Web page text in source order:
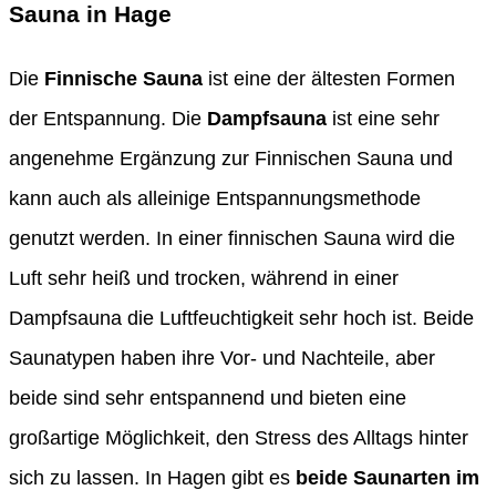
Sauna in Hage
Die Finnische Sauna ist eine der ältesten Formen
der Entspannung. Die Dampfsauna ist eine sehr
angenehme Ergänzung zur Finnischen Sauna und
kann auch als alleinige Entspannungsmethode
genutzt werden. In einer finnischen Sauna wird die
Luft sehr heiß und trocken, während in einer
Dampfsauna die Luftfeuchtigkeit sehr hoch ist. Beide
Saunatypen haben ihre Vor- und Nachteile, aber
beide sind sehr entspannend und bieten eine
großartige Möglichkeit, den Stress des Alltags hinter
sich zu lassen. In Hagen gibt es beide Saunarten im